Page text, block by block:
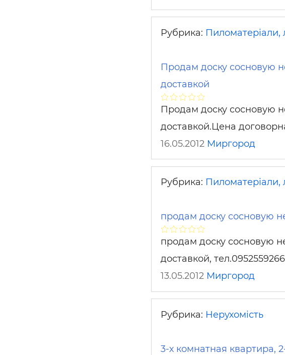
Рубрика: Пиломатеріали,
Продам доску сосновую
доставкой
Продам доску сосновую
доставкой.Цена
16.05.2012 Миргород
Рубрика: Пиломатеріали,
продам доску сосновую
продам доску сосновую
доставкой,
13.05.2012 Миргород
Рубрика: Нерухомість
3-х комнатная квартира,